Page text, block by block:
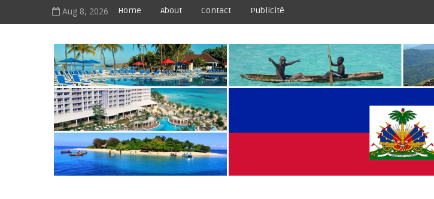
Aug 8, 2026 Home About Contact Publicité